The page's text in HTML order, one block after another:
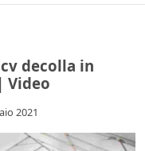
decolla in
Video
2021